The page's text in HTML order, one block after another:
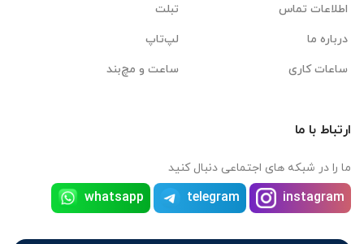
اطلاعات تماس
درباره ما
ساعات کاری
تبلت
لپ‌تاپ
ساعت و مچ‌بند
ارتباط با ما
ما را در شبکه های اجتماعی دنبال کنید
instagram
telegram
whatsapp